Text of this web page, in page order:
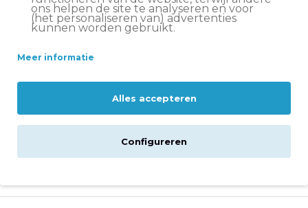
14 dagenbedenktijd
ons helpen de site te analyseren en voor
(het personaliseren van) advertenties
kunnen worden gebruikt.
Meer informatie
Alles accepteren
Configureren